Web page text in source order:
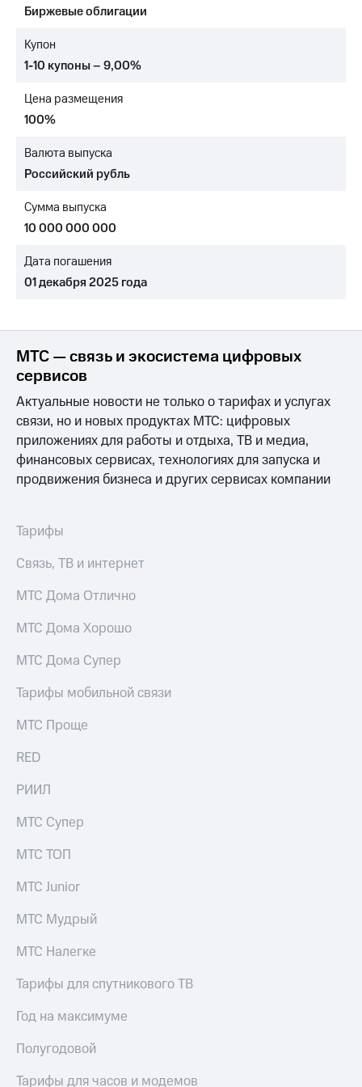
Достижения
Интервью
отчетность
Контакты
Пригласить
спикера
и акционерам
Корпоративное
управление
секретарь
Раскрытие
информации
Информация
акционерам
Документы
ПАО
"МТС"
Собрания
акционеров
Личный
Контроль
аудит
акций
Описание
Программа
приобретения
выкупа
акций
Еврооблигации-2023
о
именных
Другое
Регистратор
Контакты
развитие
деловая этика
Биржевые облигации
Купон
1-10 купоны – 9,00%
Цена размещения
100%
Валюта выпуска
Российский рубль
Сумма выпуска
10 000 000 000
Дата погашения
01 декабря 2025 года
МТС — связь и экосистема цифровых
сервисов
Актуальные новости не только о тарифах и услугах
связи, но и новых продуктах МТС: цифровых
приложениях для работы и отдыха, ТВ и медиа,
финансовых сервисах, технологиях для запуска и
продвижения бизнеса и других сервисах компании
Тарифы
Связь, ТВ и интернет
МТС Дома Отлично
МТС Дома Хорошо
МТС Дома Супер
Тарифы мобильной связи
МТС Проще
RED
РИИЛ
МТС Супер
МТС ТОП
МТС Junior
МТС Мудрый
МТС Налегке
Тарифы для спутникового ТВ
Год на максимуме
Полугодовой
Тарифы для часов и модемов